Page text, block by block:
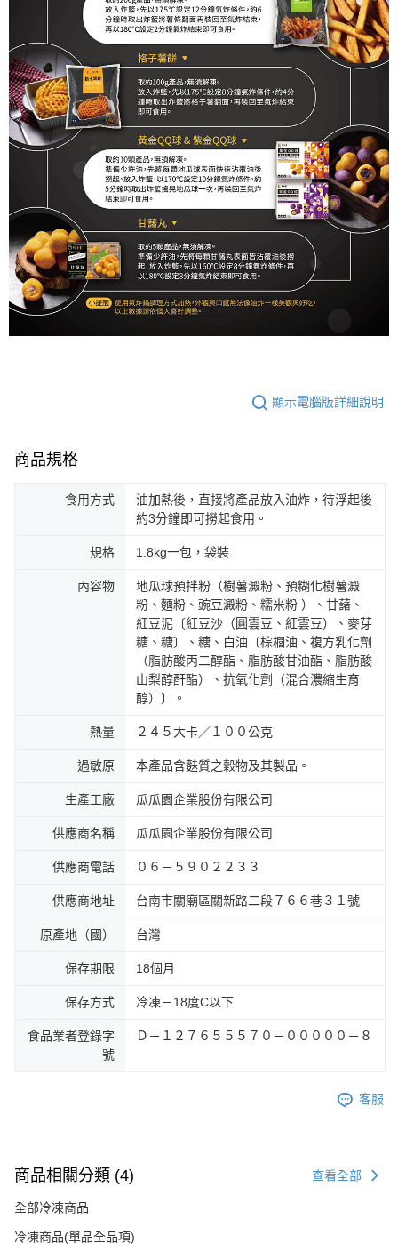
顯示電腦版詳細說明
商品規格
食用方式
油加熱後，直接將產品放入油炸，待浮起後
約3分鐘即可撈起食用。
規格 1.8kg一包，袋裝
內容物
地瓜球預拌粉（樹薯澱粉、預糊化樹薯澱
粉、麵粉、豌豆澱粉、糯米粉 ）、甘藷、
紅豆泥〔紅豆沙（圓雲豆、紅雲豆）、麥芽
糖、糖〕、糖、白油〔棕櫚油、複方乳化劑
（脂肪酸丙二醇酯、脂肪酸甘油酯、脂肪酸
山梨醇酐酯）、抗氧化劑（混合濃縮生育
醇）〕。
熱量 ２４５大卡／１００公克
過敏原 本產品含麩質之穀物及其製品。
生產工廠 瓜瓜園企業股份有限公司
供應商名稱 瓜瓜園企業股份有限公司
供應商電話 ０６－５９０２２３３
供應商地址 台南市關廟區關新路二段７６６巷３１號
原產地（國） 台灣
保存期限 18個月
保存方式 冷凍－18度C以下
食品業者登錄字
號
Ｄ－１２７６５５５７０－０００００－８
客服
商品相關分類 (4) 查看全部
全部冷凍商品
冷凍商品(單品全品項)